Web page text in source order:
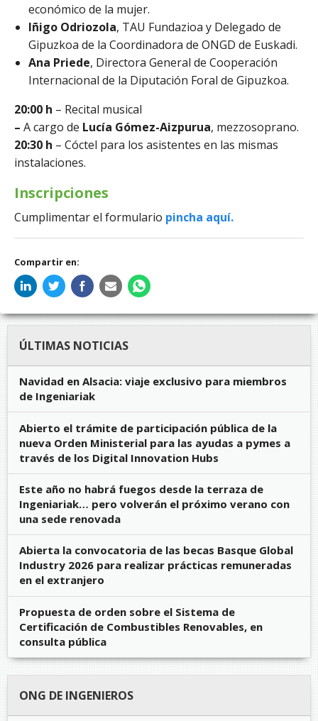
económico de la mujer.
Iñigo Odriozola, TAU Fundazioa y Delegado de
Gipuzkoa de la Coordinadora de ONGD de Euskadi.
Ana Priede, Directora General de Cooperación
Internacional de la Diputación Foral de Gipuzkoa.
20:00 h – Recital musical
– A cargo de Lucía Gómez-Aizpurua, mezzosoprano.
20:30 h – Cóctel para los asistentes en las mismas
instalaciones.
Inscripciones
Cumplimentar el formulario pincha aquí.
Compartir en:
ÚLTIMAS NOTICIAS
Navidad en Alsacia: viaje exclusivo para miembros
de Ingeniariak
Abierto el trámite de participación pública de la
nueva Orden Ministerial para las ayudas a pymes a
través de los Digital Innovation Hubs
Este año no habrá fuegos desde la terraza de
Ingeniariak… pero volverán el próximo verano con
una sede renovada
Abierta la convocatoria de las becas Basque Global
Industry 2026 para realizar prácticas remuneradas
en el extranjero
Propuesta de orden sobre el Sistema de
Certificación de Combustibles Renovables, en
consulta pública
ONG DE INGENIEROS